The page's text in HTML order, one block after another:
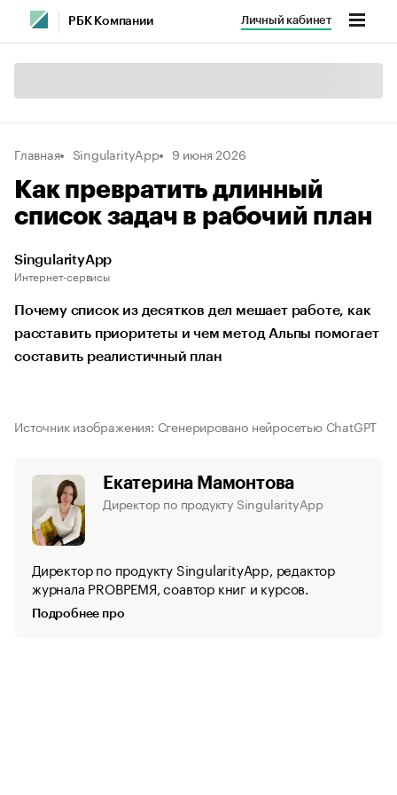
РБК Компании Личный кабинет
Главная SingularityApp 9 июня 2026
Как превратить длинный
список задач в рабочий план
SingularityApp
Интернет-сервисы
Почему список из десятков дел мешает работе, как
расставить приоритеты и чем метод Альпы помогает
составить реалистичный план
Источник изображения: Сгенерировано нейросетью ChatGPT
Екатерина Мамонтова
Директор по продукту SingularityApp
Директор по продукту SingularityApp, редактор
журнала PROВРЕМЯ, соавтор книг и курсов.
Подробнее про